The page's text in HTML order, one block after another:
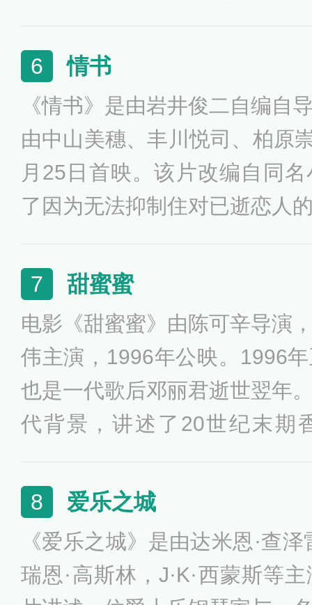
情。影片获得了第三届釜山国
1个小时左右的影片节奏舒缓
烈岩井俊二风格、如散文诗般
6 情书
《情书》是由岩井俊二自编自
由中山美穗、丰川悦司、柏原
月25日首映。该片改编自同
了因为无法抑制住对已逝恋人
时，依循着寄发了一封本以为
想不久渡边博子竟然收到署名
知晓此藤井树是一个同她年纪
友藤井树少年时代的同班同学
恋人在中学时代的情况，渡边
书信往来...
7 甜蜜蜜
电影《甜蜜蜜》由陈可辛导演
伟主演，1996年公映。1996
也是一代歌后邓丽君逝世翌年
代背景，讲述了20世纪末期
住两岸三地中国人的共通情感
年，终于1995年邓丽君骤逝
潮的大背景下，通过小人物的
十年的历史变迁。
8 爱乐之城
《爱乐之城》是由达米恩·查
瑞恩·高斯林，J·K·西蒙斯等